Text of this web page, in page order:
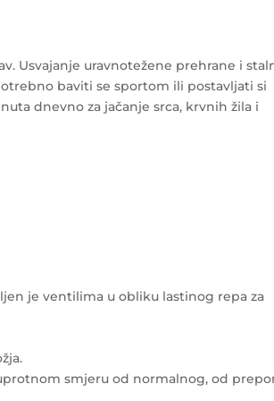
Usvajanje uravnotežene prehrane i
baviti se sportom ili postavljati si
dnevno za jačanje srca, krvnih žila i
je ventilima u obliku lastinog repa za
smjeru od normalnog, od